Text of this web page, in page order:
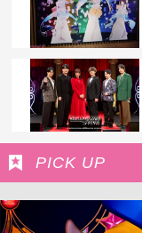
PICK UP